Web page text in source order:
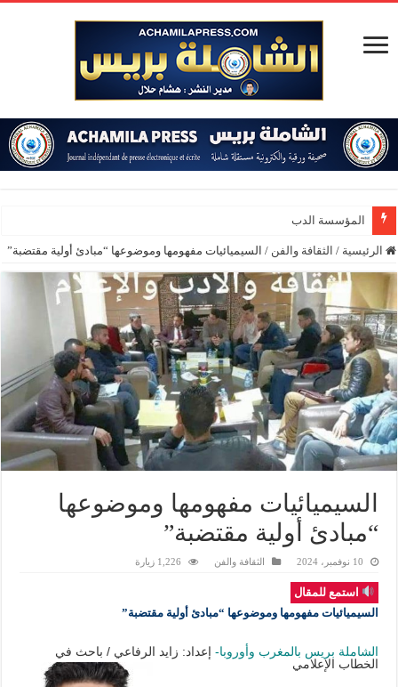
المؤسسة الدبلوماسية تنظم الدورة 156 ل
الرئيسية / الثقافة والفن / السيميائيات مفهومها وموضوعها “مبادئ أولية مقتضبة”
السيميائيات مفهومها وموضوعها
“مبادئ أولية مقتضبة”
10 نوفمبر، 2024 الثقافة والفن 1,226 زيارة
استمع للمقال
السيميائيات مفهومها وموضوعها “مبادئ أولية مقتضبة”
الشاملة بريس بالمغرب وأوروبا- إعداد: زايد الرفاعي / باحث في
الخطاب الإعلامي